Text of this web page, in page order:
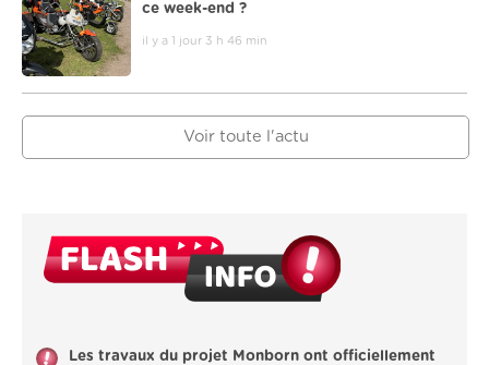
ce week-end ?
il y a 1 jour 3 h 46 min
Voir toute l'actu
Les travaux du projet Monborn ont officiellement